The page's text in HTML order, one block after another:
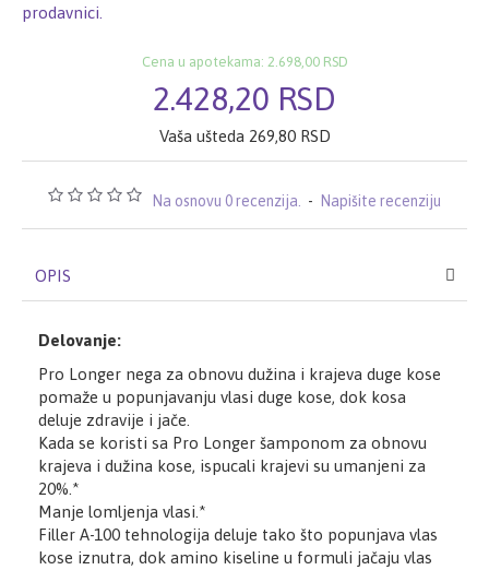
Na osnovu 0 recenzija. - Napišite recenziju
prodavnici.
2.428,20 RSD
Cena u apotekama: 2.698,00 RSD
Vaša ušteda 269,80 RSD
OPIS
Delovanje:
Pro Longer nega za obnovu dužina i krajeva duge kose
pomaže u popunjavanju vlasi duge kose, dok kosa
deluje zdravije i jače.
Kada se koristi sa Pro Longer šamponom za obnovu
krajeva i dužina kose, ispucali krajevi su umanjeni za
20%.*
Manje lomljenja vlasi.*
Filler A-100 tehnologija deluje tako što popunjava vlas
kose iznutra, dok amino kiseline u formuli jačaju vlas